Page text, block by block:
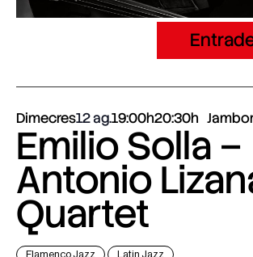
Dimecres12 ag.19:00h20:30h
Emilio Solla –
Antonio
Quartet
Flamenco Jazz Latin Jazz